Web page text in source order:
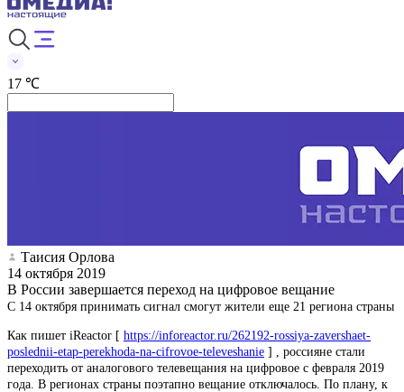
17 ℃
Таисия Орлова
14 октября 2019
В России завершается переход на цифровое вещание
С 14 октября принимать сигнал смогут жители еще 21 региона страны
Как пишет iReactor [ https://inforeactor.ru/262192-rossiya-zavershaet-
poslednii-etap-perekhoda-na-cifrovoe-televeshanie ] , россияне стали
переходить от аналогового телевещания на цифровое с февраля 2019
года. В регионах страны поэтапно вещание отключалось. По плану, к